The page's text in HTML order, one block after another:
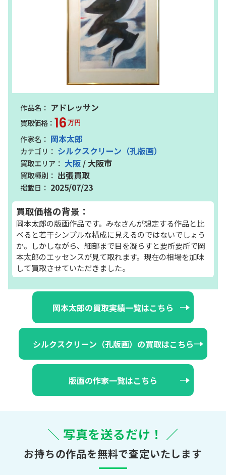
アドレッサン
16万円
岡本太郎
シルクスクリーン（孔版画）
大阪 / 大阪市
出張買取
2025/07/23
買取価格の背景：
岡本太郎の版画作品です。みなさんが想定する作品と比
べると若干シンプルな構成に見えるのではないでしょう
か。しかしながら、細部まで目を凝らすと要所要所で岡
本太郎のエッセンスが見て取れます。現在の相場を加味
して買取させていただきました。
岡本太郎の買取実績一覧はこちら
シルクスクリーン（孔版画）の買取はこちら
版画の作家一覧はこちら
＼ 写真を送るだけ！ ／
お持ちの作品を無料で査定いたします